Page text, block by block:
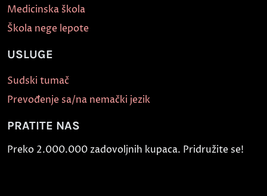
Medicinska škola
Škola nege lepote
USLUGE
Sudski tumač
Prevođenje sa/na nemački jezik
PRATITE NAS
Preko 2.000.000 zadovoljnih kupaca. Pridružite se!